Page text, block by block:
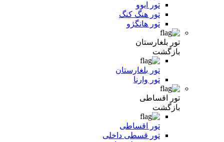
تور ایوو
تور هنگ کنگ
تور هانگژو
تور بلغارستان
بازگشت
تور بلغارستان
تور وارنا
تور اقساطی
بازگشت
تور اقساطی
تور قسطی داخلی